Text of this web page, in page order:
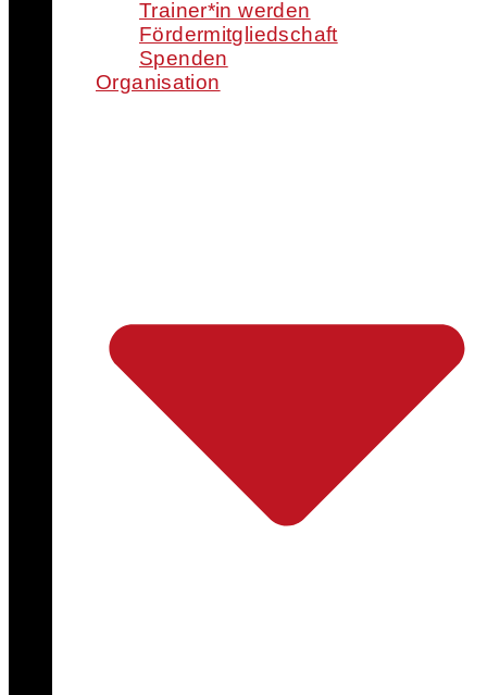
Trainer*in werden
Fördermitgliedschaft
Spenden
Organisation